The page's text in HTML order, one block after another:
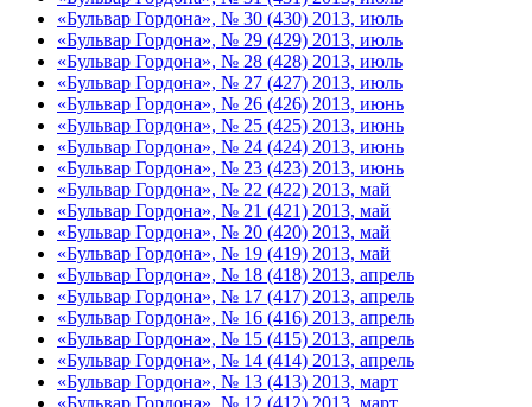
«Бульвар Гордона», № 30 (430) 2013, июль
«Бульвар Гордона», № 29 (429) 2013, июль
«Бульвар Гордона», № 28 (428) 2013, июль
«Бульвар Гордона», № 27 (427) 2013, июль
«Бульвар Гордона», № 26 (426) 2013, июнь
«Бульвар Гордона», № 25 (425) 2013, июнь
«Бульвар Гордона», № 24 (424) 2013, июнь
«Бульвар Гордона», № 23 (423) 2013, июнь
«Бульвар Гордона», № 22 (422) 2013, май
«Бульвар Гордона», № 21 (421) 2013, май
«Бульвар Гордона», № 20 (420) 2013, май
«Бульвар Гордона», № 19 (419) 2013, май
«Бульвар Гордона», № 18 (418) 2013, апрель
«Бульвар Гордона», № 17 (417) 2013, апрель
«Бульвар Гордона», № 16 (416) 2013, апрель
«Бульвар Гордона», № 15 (415) 2013, апрель
«Бульвар Гордона», № 14 (414) 2013, апрель
«Бульвар Гордона», № 13 (413) 2013, март
«Бульвар Гордона», № 12 (412) 2013, март